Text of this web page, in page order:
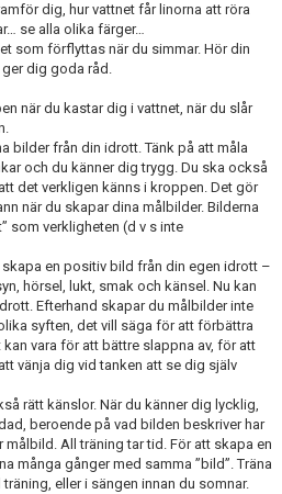
dig, hur vattnet får linorna att röra
se alla olika färger…
som förflyttas när du simmar. Hör din
dig goda råd.
när du kastar dig i vattnet, när du slår
bilder från din idrott. Tänk på att måla
och du känner dig trygg. Du ska också
det verkligen känns i kroppen. Det gör
när du skapar dina målbilder. Bilderna
som verkligheten (d v s inte
en positiv bild från din egen idrott –
hörsel, lukt, smak och känsel. Nu kan
Efterhand skapar du målbilder inte
syften, det vill säga för att förbättra
vara för att bättre slappna av, för att
vänja dig vid tanken att se dig själv
rätt känslor. När du känner dig lycklig,
beroende på vad bilden beskriver har
All träning tar tid. För att skapa en
många gånger med samma ”bild”. Träna
eller i sängen innan du somnar.